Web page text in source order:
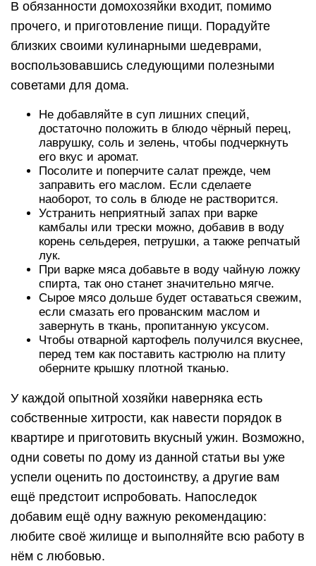
В обязанности домохозяйки входит, помимо
прочего, и приготовление пищи. Порадуйте
близких своими кулинарными шедеврами,
воспользовавшись следующими полезными
советами для дома.
Не добавляйте в суп лишних специй,
достаточно положить в блюдо чёрный перец,
лаврушку, соль и зелень, чтобы подчеркнуть
его вкус и аромат.
Посолите и поперчите салат прежде, чем
заправить его маслом. Если сделаете
наоборот, то соль в блюде не растворится.
Устранить неприятный запах при варке
камбалы или трески можно, добавив в воду
корень сельдерея, петрушки, а также репчатый
лук.
При варке мяса добавьте в воду чайную ложку
спирта, так оно станет значительно мягче.
Сырое мясо дольше будет оставаться свежим,
если смазать его прованским маслом и
завернуть в ткань, пропитанную уксусом.
Чтобы отварной картофель получился вкуснее,
перед тем как поставить кастрюлю на плиту
оберните крышку плотной тканью.
У каждой опытной хозяйки наверняка есть
собственные хитрости, как навести порядок в
квартире и приготовить вкусный ужин. Возможно,
одни советы по дому из данной статьи вы уже
успели оценить по достоинству, а другие вам
ещё предстоит испробовать. Напоследок
добавим ещё одну важную рекомендацию:
любите своё жилище и выполняйте всю работу в
нём с любовью.